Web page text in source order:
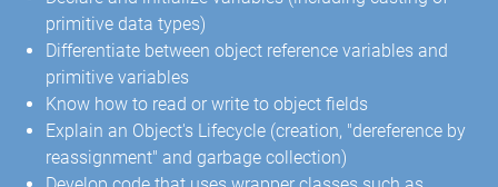
primitive data types)
Differentiate between object reference variables and
primitive variables
Know how to read or write to object fields
Explain an Object's Lifecycle (creation, "dereference by
reassignment" and garbage collection)